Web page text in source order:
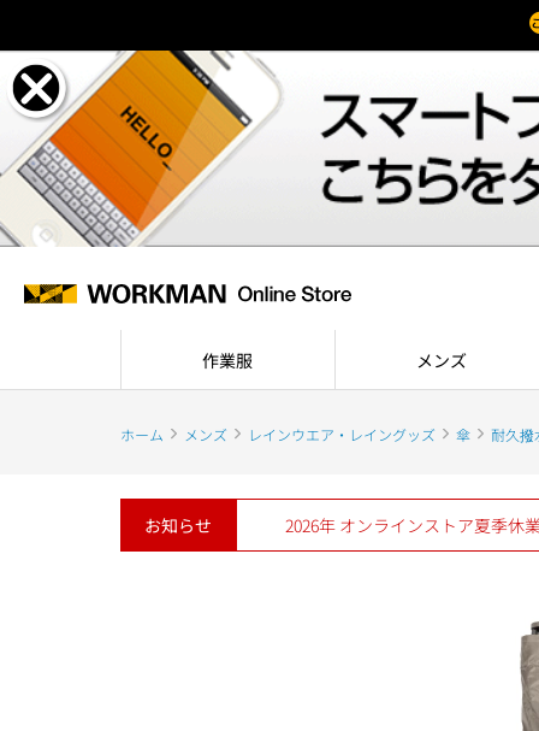
作業服 メンズ
ホーム メンズ レインウエア・レイングッズ 傘 耐久撥
お知らせ 2026年 オンラインストア夏季休